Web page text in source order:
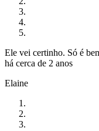
Ele vei certinho. Só é
há cerca de 2 anos
Elaine